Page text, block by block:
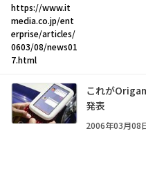
https://www.it
media.co.jp/ent
erprise/articles/
0603/08/news01
7.html
これが
発表
2006年03月08